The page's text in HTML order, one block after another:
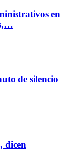
en
de silencio
dicen